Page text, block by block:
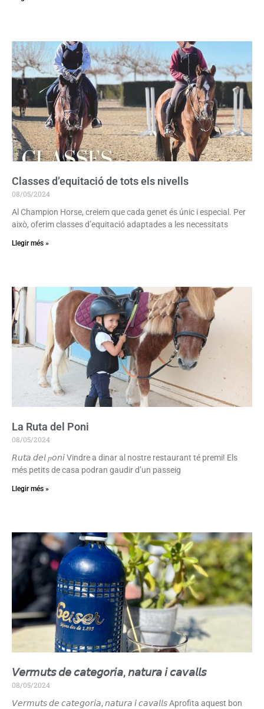
Classes d’equitació de tots els nivells
08/05/2024
Al Champion Horse, creiem que cada genet és únic i especial. Per
això, oferim classes d’equitació adaptades a les necessitats
Llegir més »
La Ruta del Poni
08/05/2024
𝘙𝘶𝘵𝘢 𝘥𝘦𝘭 𝑝𝘰𝘯𝘪 Vindre a dinar al nostre restaurant té premi! Els
més petits de casa podran gaudir d’un passeig
Llegir més »
𝘝𝘦𝘳𝘮𝘶𝘵𝘴 𝘥𝘦 𝘤𝘢𝘵𝘦𝘨𝘰𝘳𝘪𝘢, 𝘯𝘢𝘵𝘶𝘳𝘢 𝘪 𝘤𝘢𝘷𝘢𝘭𝘭𝘴
08/05/2024
𝘝𝘦𝘳𝘮𝘶𝘵𝘴 𝘥𝘦 𝘤𝘢𝘵𝘦𝘨𝘰𝘳𝘪𝘢, 𝘯𝘢𝘵𝘶𝘳𝘢 𝘪 𝘤𝘢𝘷𝘢𝘭𝘭𝘴 Aprofita aquest bon